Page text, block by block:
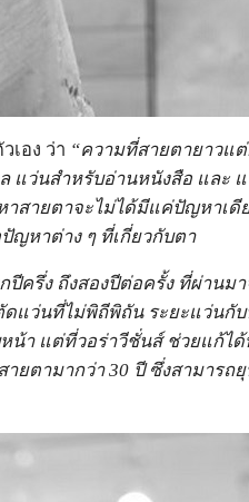
เอง ว่า “ความที่สายตายาวแ
แว่นสำหรับอ่านหนังสือ และ
สายตาจะไม่ได้มีแค่ปัญหาเดี
ญหาต่าง ๆ ที่เกี่ยวกับตา
ครึ่ง ถึงสองปีต่อครั้ง ที่ผ่านม
แว่นที่ไม่พิถีพิถัน ระยะแว่นกั
น้า แต่ที่วอร่าวีชั่นส์ ช่วยแก้ไ
ยตามากว่า 30 ปี ซึ่งสามารถ